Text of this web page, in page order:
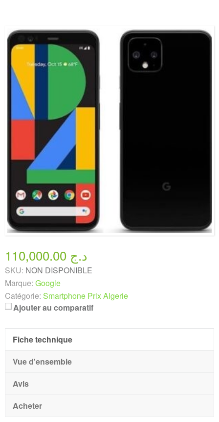
110,000.00 د.ج
SKU: NON DISPONIBLE
Marque: Google
Catégorie: Smartphone Prix Algerie
Ajouter au comparatif
Fiche technique
Vue d'ensemble
Avis
Acheter